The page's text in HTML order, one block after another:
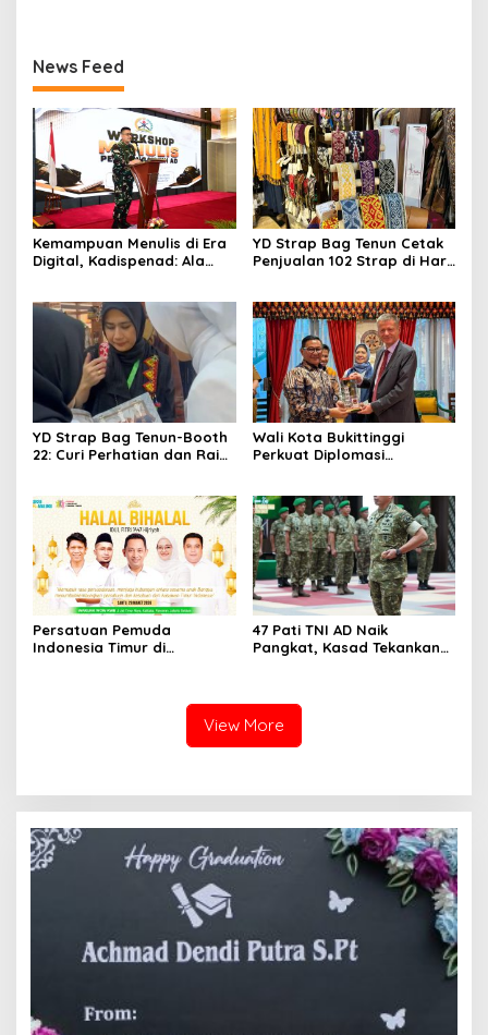
News Feed
Kemampuan Menulis di Era
Digital, Kadispenad: Ala
YD Strap Bag Tenun Cetak
Penjualan 102 Strap di Hari
Nusantara Kian Digemari
YD Strap Bag Tenun-Booth
22: Curi Perhatian dan Raih
dengan Citra Nan Anggun
Wali Kota Bukittinggi
Perkuat Diplomasi
Sukseskan 100 Tahun Jam
Gadang
Persatuan Pemuda
Indonesia Timur di
47 Pati TNI AD Naik
Pangkat, Kasad Tekankan
View More